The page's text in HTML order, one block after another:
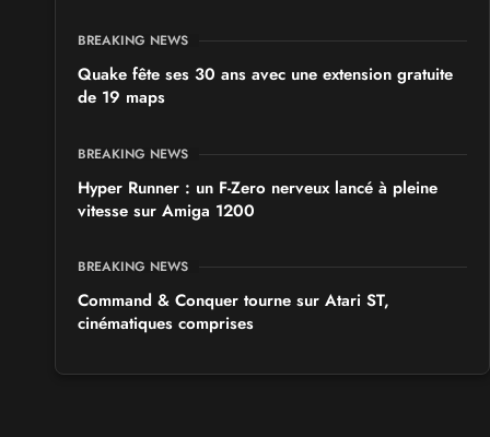
BREAKING NEWS
Quake fête ses 30 ans avec une extension gratuite
de 19 maps
BREAKING NEWS
Hyper Runner : un F-Zero nerveux lancé à pleine
vitesse sur Amiga 1200
BREAKING NEWS
Command & Conquer tourne sur Atari ST,
cinématiques comprises